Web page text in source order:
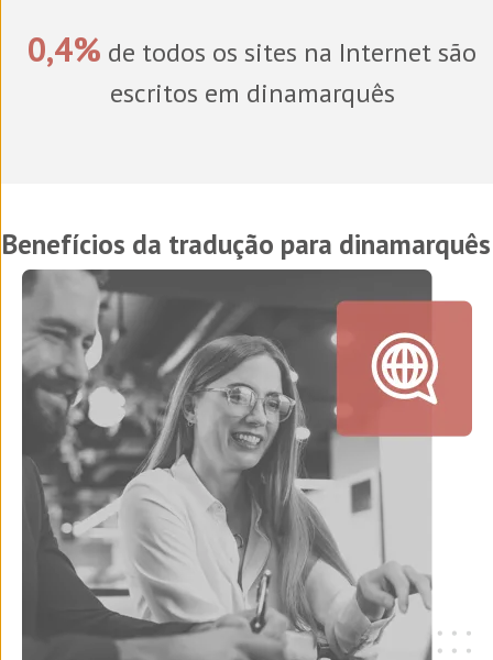
0,4% de todos os sites na Internet são
escritos em dinamarquês
Benefícios da tradução para dinamarquês